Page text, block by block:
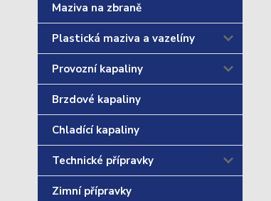
Maziva na zbraně
Plastická maziva a vazelíny
Provozní kapaliny
Brzdové kapaliny
Chladící kapaliny
Technické přípravky
Zimní přípravky